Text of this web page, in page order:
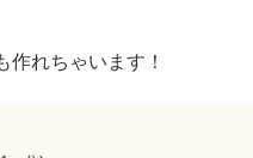
作れちゃいます！